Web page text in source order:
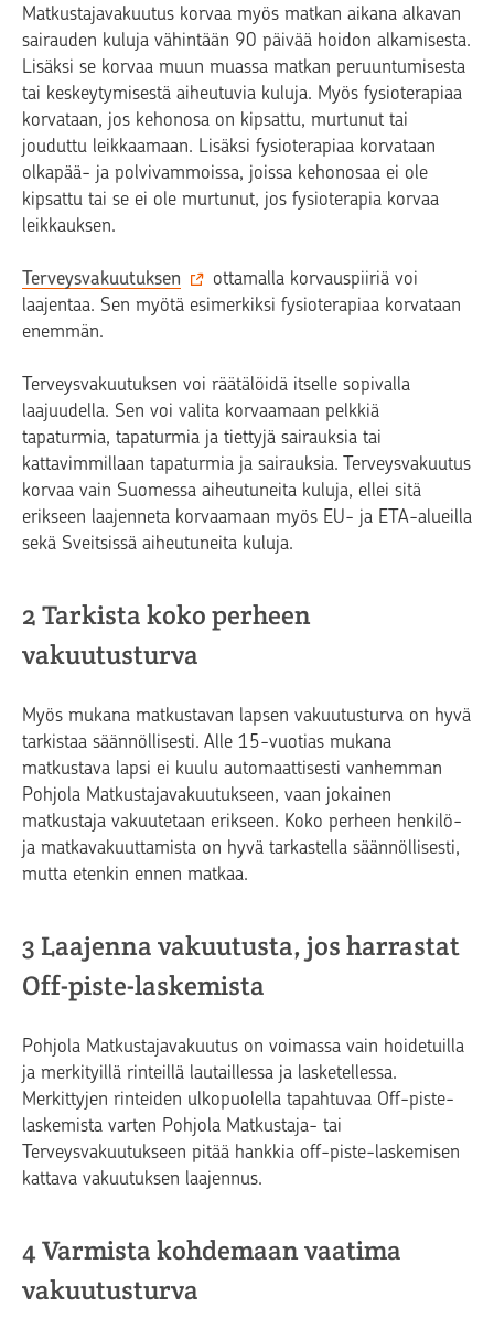
Matkustajavakuutus korvaa myös matkan aikana alkavan
sairauden kuluja vähintään 90 päivää hoidon alkamisesta.
Lisäksi se korvaa muun muassa matkan peruuntumisesta
tai keskeytymisestä aiheutuvia kuluja. Myös fysioterapiaa
korvataan, jos kehonosa on kipsattu, murtunut tai
jouduttu leikkaamaan. Lisäksi fysioterapiaa korvataan
olkapää- ja polvivammoissa, joissa kehonosaa ei ole
kipsattu tai se ei ole murtunut, jos fysioterapia korvaa
leikkauksen.
Terveysvakuutuksen
ottamalla korvauspiiriä voi
laajentaa. Sen myötä esimerkiksi fysioterapiaa korvataan
enemmän.
Terveysvakuutuksen voi räätälöidä itselle sopivalla
laajuudella. Sen voi valita korvaamaan pelkkiä
tapaturmia, tapaturmia ja tiettyjä sairauksia tai
kattavimmillaan tapaturmia ja sairauksia. Terveysvakuutus
korvaa vain Suomessa aiheutuneita kuluja, ellei sitä
erikseen laajenneta korvaamaan myös EU- ja ETA-alueilla
sekä Sveitsissä aiheutuneita kuluja.
2 Tarkista koko perheen
vakuutusturva
Myös mukana matkustavan lapsen vakuutusturva on hyvä
tarkistaa säännöllisesti. Alle 15-vuotias mukana
matkustava lapsi ei kuulu automaattisesti vanhemman
Pohjola Matkustajavakuutukseen, vaan jokainen
matkustaja vakuutetaan erikseen. Koko perheen henkilö-
ja matkavakuuttamista on hyvä tarkastella säännöllisesti,
mutta etenkin ennen matkaa.
3 Laajenna vakuutusta, jos harrastat
Off-piste-laskemista
Pohjola Matkustajavakuutus on voimassa vain hoidetuilla
ja merkityillä rinteillä lautaillessa ja lasketellessa.
Merkittyjen rinteiden ulkopuolella tapahtuvaa Off-piste-
laskemista varten Pohjola Matkustaja- tai
Terveysvakuutukseen pitää hankkia off-piste-laskemisen
kattava vakuutuksen laajennus.
4 Varmista kohdemaan vaatima
vakuutusturva